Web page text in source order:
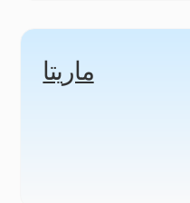
ماريتا